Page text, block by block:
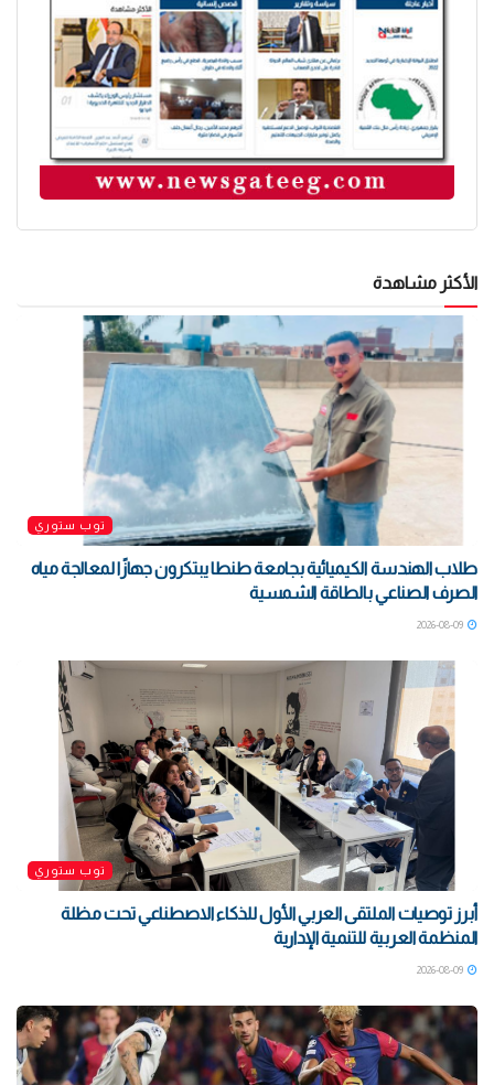
الأكثر مشاهدة
توب ستوري
طلاب الهندسة الكيميائية بجامعة طنطا يبتكرون جهازًا لمعالجة مياه
الصرف الصناعي بالطاقة الشمسية
توب ستوري
أبرز توصيات الملتقى العربي الأول للذكاء الاصطناعي تحت مظلة
المنظمة العربية للتنمية الإدارية